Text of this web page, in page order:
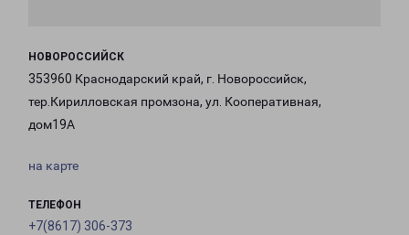
НОВОРОССИЙСК
353960 Краснодарский край, г. Новороссийск,
тер.Кирилловская промзона, ул. Кооперативная,
дом19А
на карте
ТЕЛЕФОН
+7(8617) 306-373